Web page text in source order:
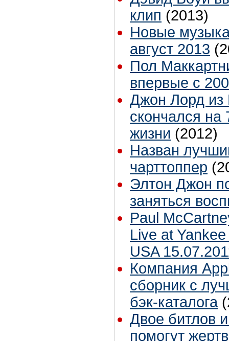
клип (2013)
Новые
август 2013
Пол
впервые с
Джон Лорд из
скончался на
жизни (2012)
Назван
чарттоппер
Элтон Джон
заняться
Paul
Live at
USA
Компания
сборник с
бэк-каталога
Двое битлов
помогут